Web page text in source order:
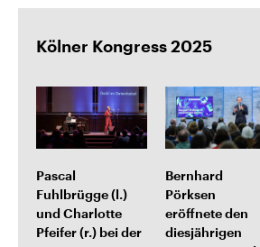
Kölner Kongress 2025
Pascal
Fuhlbrügge (l.)
und Charlotte
Pfeifer (r.) bei der
Bernhard
Pörksen
eröffnete den
diesjährigen